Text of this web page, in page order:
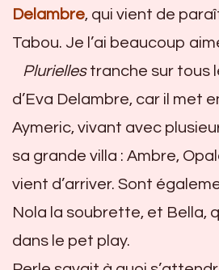
Delambre, qui vient de
Tabou. Je l’ai beaucoup
Pluriellestranche sur tous
d’Eva Delambre, car il met
Aymeric, vivant avec
sa grande villa : Ambre,
vient d’arriver. Sont
Nola la soubrette, et Bella,
dans le pet play.